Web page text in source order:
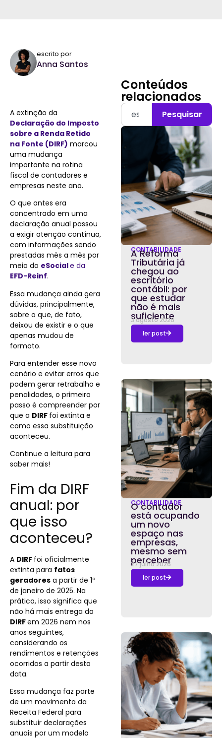
escrito por
Anna Santos
A extinção da
Declaração do Imposto
sobre a Renda Retido
na Fonte (DIRF) marcou
uma mudança
importante na rotina
fiscal de contadores e
empresas neste ano.
O que antes era
concentrado em uma
declaração anual passou
a exigir atenção contínua,
com informações sendo
prestadas mês a mês por
meio do eSociale da
EFD-Reinf.
Essa mudança ainda gera
dúvidas, principalmente,
sobre o que, de fato,
deixou de existir e o que
apenas mudou de
formato.
Para entender esse novo
cenário e evitar erros que
podem gerar retrabalho e
penalidades, o primeiro
passo é compreender por
que a DIRF foi extinta e
como essa substituição
aconteceu.
Continue a leitura para
saber mais!
Fim da DIRF
anual: por
que isso
aconteceu?
A DIRF foi oficialmente
extinta para fatos
geradores a partir de 1º
de janeiro de 2025. Na
prática, isso significa que
não há mais entrega da
DIRFem 2026 nem nos
anos seguintes,
considerando os
rendimentos e retenções
ocorridos a partir desta
data.
Essa mudança faz parte
de um movimento da
Receita Federal para
substituir declarações
anuais por um modelo
Conteúdos
relacionados
Pesquisar
CONTABILIDADE
A Reforma
Tributária já
chegou ao
escritório
contábil: por
que estudar
não é mais
suficiente
3 agosto 2026
ler post
CONTABILIDADE
O contador
está ocupando
um novo
espaço nas
empresas,
mesmo sem
perceber
27 julho 2026
ler post